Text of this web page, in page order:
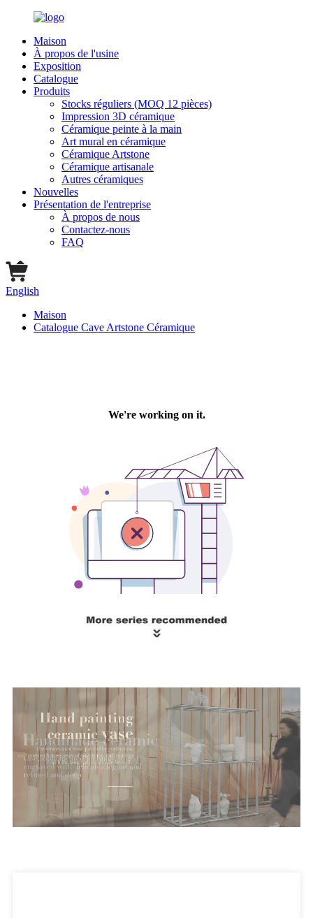
Maison
À propos de l'usine
Exposition
Catalogue
Produits
Stocks réguliers (MOQ 12 pièces)
Impression 3D céramique
Céramique peinte à la main
Art mural en céramique
Céramique Artstone
Céramique artisanale
Autres céramiques
Nouvelles
Présentation de l'entreprise
À propos de nous
Contactez-nous
FAQ
English
Maison
Catalogue Cave Artstone Céramique